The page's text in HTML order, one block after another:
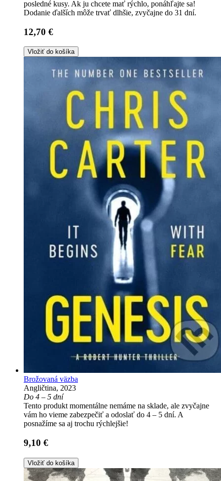
posledné kusy. Ak ju chcete mať rýchlo, ponáhľajte sa!
Dodanie ďalších môže trvať dlhšie, zvyčajne do 31 dní.
12,70 €
Vložiť do košíka
Brožovaná väzba
Angličtina, 2023
Do 4 – 5 dní
Tento produkt momentálne nemáme na sklade, ale zvyčajne
vám ho vieme zabezpečiť a odoslať do 4 – 5 dní. A
posnažíme sa aj trochu rýchlejšie!
9,10 €
Vložiť do košíka